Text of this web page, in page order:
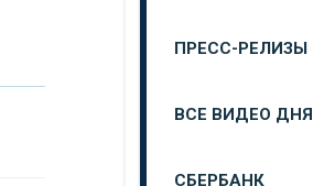
ПРЕСС-РЕЛИЗЫ
ВСЕ ВИДЕО ДНЯ
СБЕРБАНК